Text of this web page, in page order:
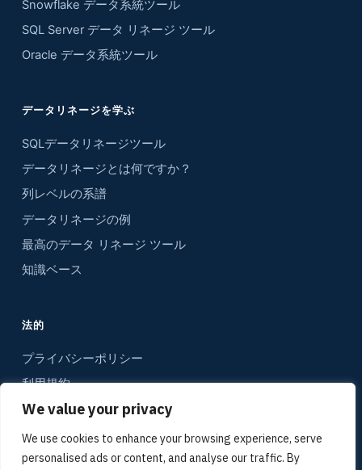
We value your privacy
We use cookies to enhance your browsing experience, serve
personalised ads or content, and analyse our traffic. By
Snowflake データ系統ツール
SQL Server データ リネージ ツール
Oracle データ系統ツール
データリネージを学ぶ
SQLデータリネージツール
データリネージとは何ですか？
列レベルの系譜
データリネージの例
最高のデータ リネージ ツール
知識ベース
法的
プライバシーポリシー
利用規約
コンタクト
サイトマップ
メディアキット